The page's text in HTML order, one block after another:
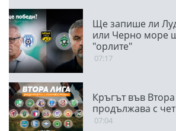
Ще запише ли
или Черно море
"орлите"
07:17
Кръгът във Втора
продължава с
07:04